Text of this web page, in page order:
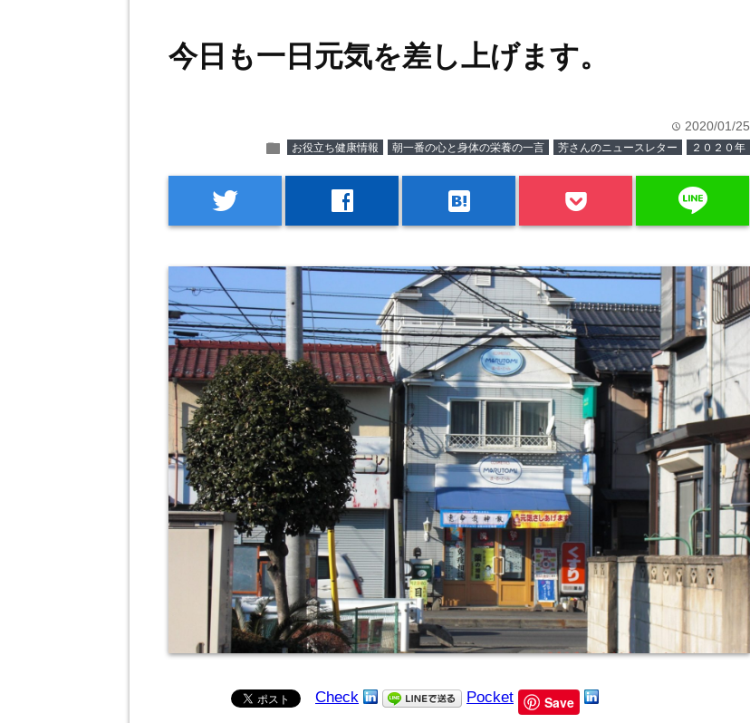
今日も一日元気を差し上げます。
time 2020/01/25
folder お役立ち健康情報 朝一番の心と身体の栄養の一言 芳さんのニュースレター ２０２０年
twitter facebook hatenabookmark line
Check Pocket Save